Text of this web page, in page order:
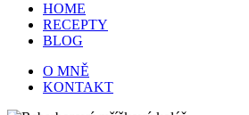
HOME
RECEPTY
BLOG
SearchO MNĚ
KONTAKT